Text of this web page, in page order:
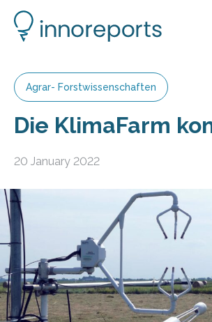
Agrar- Forstwissenschaften
Die KlimaFarm
20 January 2022